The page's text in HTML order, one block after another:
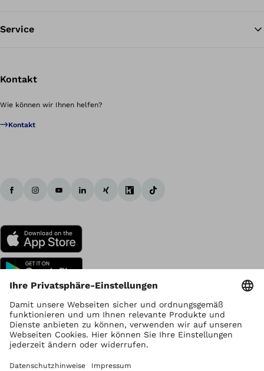
Service
Kontakt
Wie können wir Ihnen helfen?
Kontakt
Urheberrecht liegt bei Ottobock